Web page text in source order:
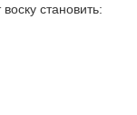
становить: